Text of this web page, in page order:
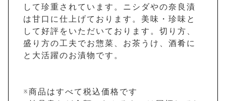
して珍重されています。ニシダやの奈良漬
は甘口に仕上げております。美味・珍味と
して好評をいただいております。切り方、
盛り方の工夫でお惣菜、お茶うけ、酒肴に
と大活躍のお漬物です。
※商品はすべて税込価格です